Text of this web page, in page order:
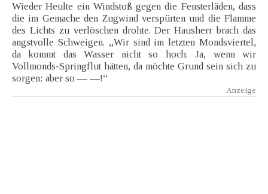
Wieder Heulte ein Windstoß gegen die Fensterläden, dass
die im Gemache den Zugwind verspürten und die Flamme
des Lichts zu verlöschen drohte. Der Hausherr brach das
angstvolle Schweigen. „Wir sind im letzten Mondsviertel,
da kommt das Wasser nicht so hoch. Ja, wenn wir
Vollmonds-Springflut hätten, da möchte Grund sein sich zu
sorgen; aber so — —!“